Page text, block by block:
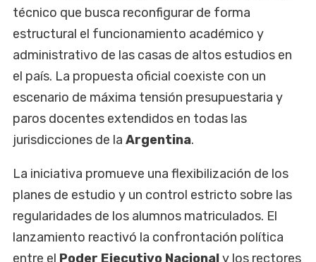
técnico que busca reconfigurar de forma
estructural el funcionamiento académico y
administrativo de las casas de altos estudios en
el país. La propuesta oficial coexiste con un
escenario de máxima tensión presupuestaria y
paros docentes extendidos en todas las
jurisdicciones de la Argentina.
La iniciativa promueve una flexibilización de los
planes de estudio y un control estricto sobre las
regularidades de los alumnos matriculados. El
lanzamiento reactivó la confrontación política
entre el Poder Ejecutivo Nacionaly los rectores